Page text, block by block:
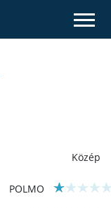
Közép
POLMO